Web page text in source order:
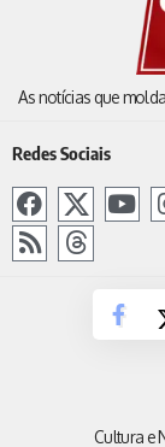
As notícias que
Redes Sociais
Cultura e